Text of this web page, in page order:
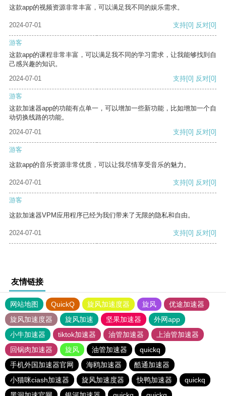
这款app的视频资源非常丰富，可以满足我不同的娱乐需求。
2024-07-01 支持[0] 反对[0]
游客
这款app的课程非常丰富，可以满足我不同的学习需求，让我能够找到自
己感兴趣的知识。
2024-07-01
支持[0] 反对[0]
游客
这款加速器app的功能有点单一，可以增加一些新功能，比如增加一个自
动切换线路的功能。
2024-07-01
支持[0] 反对[0]
游客
这款app的音乐资源非常优质，可以让我尽情享受音乐的魅力。
2024-07-01 支持[0] 反对[0]
游客
这款加速器VPM应用程序已经为我们带来了无限的隐私和自由。
2024-07-01 支持[0] 反对[0]
友情链接
网站地图 QuickQ 旋风加速度器 旋风
优途加速器
旋风加速度器
旋风加速 坚果加速器
外网app
小牛加速器
tiktok加速器 油管加速器
上油管加速器
回锅肉加速器
旋风 油管加速器
quickq
手机外国加速器官网
海鸥加速器
酷通加速器
小猫咪ciash加速器
旋风加速度器 快鸭加速器
quickq